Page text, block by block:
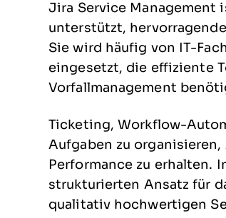
Jira Service Management
unterstützt,
Sie wird häufig von IT-
eingesetzt, die effiziente
Vorfallmanagement
Ticketing, Workflow-
Aufgaben zu
Performance zu erhalten.
strukturierten Ansatz für
qualitativ hochwertigen